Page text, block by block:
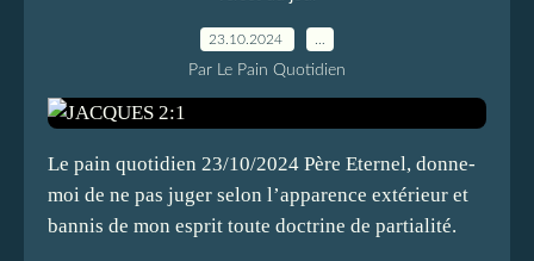
23.10.2024
Par Le Pain Quotidien
Le pain quotidien 23/10/2024 Père Eternel, donne-
moi de ne pas juger selon l’apparence extérieur et
bannis de mon esprit toute doctrine de partialité.